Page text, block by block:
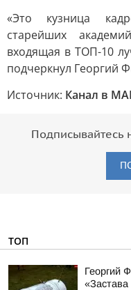
«Это кузница
старейших
входящая в ТОП-10
подчеркнул Георгий
Источник: Канал в
Подписывайтесь
ТОП
Георгий
«Застава